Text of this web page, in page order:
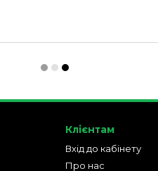
Клієнтам
Вхід до кабінету
Про нас